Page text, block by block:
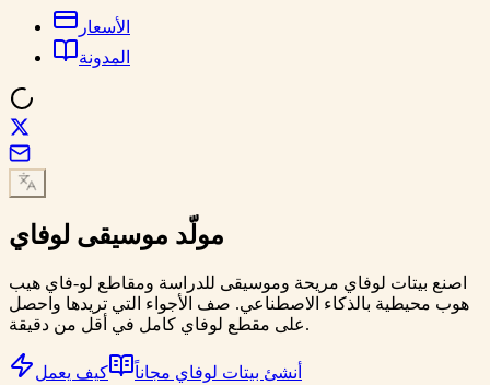
الأسعار
المدونة
مولّد موسيقى لوفاي
اصنع بيتات لوفاي مريحة وموسيقى للدراسة ومقاطع لو-فاي هيب
هوب محيطية بالذكاء الاصطناعي. صف الأجواء التي تريدها واحصل
على مقطع لوفاي كامل في أقل من دقيقة.
أنشئ بيتات لوفاي مجاناً كيف يعمل